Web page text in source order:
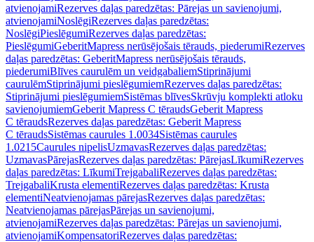
atvienojamiRezerves daļas paredzētas: Pārejas un savienojumi,
atvienojamiNoslēgiRezerves daļas paredzētas:
NoslēgiPieslēgumiRezerves daļas paredzētas:
PieslēgumiGeberitMapress nerūsējošais tērauds, piederumiRezerves
daļas paredzētas: GeberitMapress nerūsējošais tērauds,
piederumiBlīves caurulēm un veidgabaliemStiprinājumi
caurulēmStiprinājumi pieslēgumiemRezerves daļas paredzētas:
Stiprinājumi pieslēgumiemSistēmas blīvesSkrūvju komplekti atloku
savienojumiemGeberit Mapress C tēraudsGeberit Mapress
C tēraudsRezerves daļas paredzētas: Geberit Mapress
C tēraudsSistēmas caurules 1.0034Sistēmas caurules
1.0215Caurules nipelisUzmavasRezerves daļas paredzētas:
UzmavasPārejasRezerves daļas paredzētas: PārejasLīkumiRezerves
daļas paredzētas: LīkumiTrejgabaliRezerves daļas paredzētas:
TrejgabaliKrusta elementiRezerves daļas paredzētas: Krusta
elementiNeatvienojamas pārejasRezerves daļas paredzētas:
Neatvienojamas pārejasPārejas un savienojumi,
atvienojamiRezerves daļas paredzētas: Pārejas un savienojumi,
atvienojamiKompensatoriRezerves daļas paredzētas: